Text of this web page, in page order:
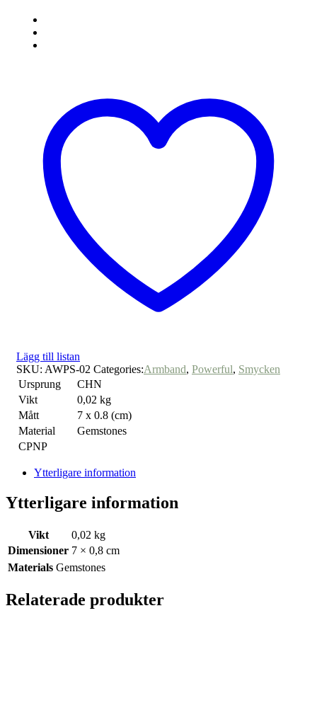
Lägg till listan
SKU: AWPS-02 Categories:Armband, Powerful, Smycken
Ursprung
CHN
Vikt
0,02 kg
Mått
7 x 0.8 (cm)
Material
Gemstones
CPNP
Ytterligare information
Ytterligare information
Vikt
0,02 kg
Dimensioner 7 × 0,8 cm
Materials Gemstones
Relaterade produkter